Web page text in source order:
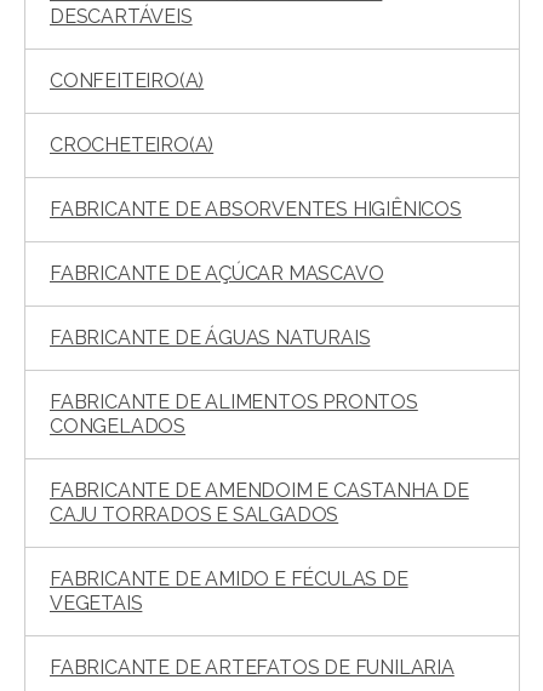
DESCARTÁVEIS
CONFEITEIRO(A)
CROCHETEIRO(A)
FABRICANTE DE ABSORVENTES HIGIÊNICOS
FABRICANTE DE AÇÚCAR MASCAVO
FABRICANTE DE ÁGUAS NATURAIS
FABRICANTE DE ALIMENTOS PRONTOS
CONGELADOS
FABRICANTE DE AMENDOIM E CASTANHA DE
CAJU TORRADOS E SALGADOS
FABRICANTE DE AMIDO E FÉCULAS DE
VEGETAIS
FABRICANTE DE ARTEFATOS DE FUNILARIA